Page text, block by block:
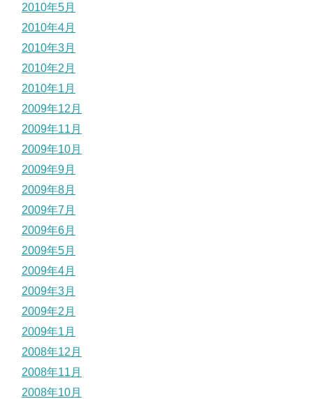
2010年5月
2010年4月
2010年3月
2010年2月
2010年1月
2009年12月
2009年11月
2009年10月
2009年9月
2009年8月
2009年7月
2009年6月
2009年5月
2009年4月
2009年3月
2009年2月
2009年1月
2008年12月
2008年11月
2008年10月